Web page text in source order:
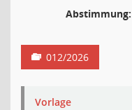
Abstimmung:
012/2026
Vorlage